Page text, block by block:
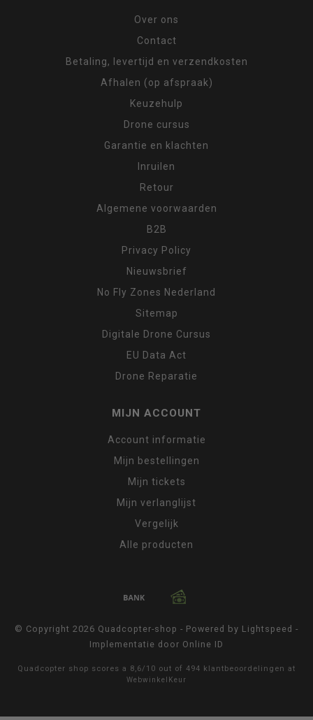
Over ons
Contact
Betaling, levertijd en verzendkosten
Afhalen (op afspraak)
Keuzehulp
Drone cursus
Garantie en klachten
Inruilen
Retour
Algemene voorwaarden
B2B
Privacy Policy
Nieuwsbrief
No Fly Zones Nederland
Sitemap
Digitale Drone Cursus
EU Data Act
Drone Reparatie
MIJN ACCOUNT
Account informatie
Mijn bestellingen
Mijn tickets
Mijn verlanglijst
Vergelijk
Alle producten
© Copyright 2026 Quadcopter-shop - Powered by Lightspeed -
Implementatie door Online ID
Quadcopter shop scores a 8,6/ 10 out of 494 klantbeoordelingen at
WebwinkelKeur